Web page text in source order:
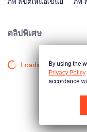
คลิปพิเศษ
Loading…By using the
Privacy Policy
accordance